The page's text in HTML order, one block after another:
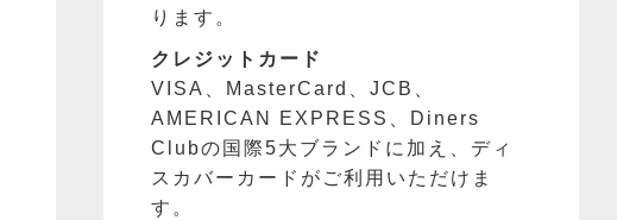
ります。
クレジットカード
VISA、MasterCard、JCB、
AMERICAN EXPRESS、Diners
Clubの国際5大ブランドに加え、ディ
スカバーカードがご利用いただけま
す。